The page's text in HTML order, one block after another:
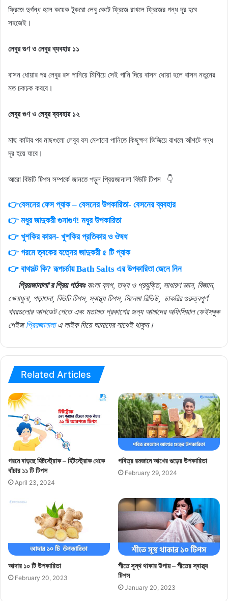
ফ্রিজে দুর্গন্ধ হলে কয়েক টুকরো লেবু কেটে ফ্রিজে রাখলে ফ্রিজের গন্ধ দূর হবে
সহজেই।
লেবুর গুণ ও লেবুর ব্যবহার ১১
বাসন ধোয়ার পর লেবুর রস পানিয়ে মিশিয়ে সেই পানি দিয়ে বাসন ধোয়া হলে বাসন নতুনের
মত চকচক করবে।
লেবুর গুণ ও লেবুর ব্যবহার ১২
মাছ কাটার পর মাছগুলো লেবুর রস মেশানো পানিতে কিছুক্ষণ ভিজিয়ে রাখলে আঁশটে গন্ধ
দূর হয়ে যাবে।
আরো বিউটি টিপস সম্পর্কে জানতে পড়ুন প্রিয়জানালা বিউটি টিপস 👇
👉বেসনের ফেস প্যাক – বেসনের উপকারিতা- বেসনের ব্যবহার
👉 মধুর জাদুকরী গুনাগুণ! মধুর উপকারিতা
👉 খুশকির কারন- খুশকির প্রতিকার ও ঔষধ
👉 গরমে ত্বকের যত্নের জাদুকরী ৫ টি প্যাক
👉 বাথসল্ট কি? রূপচর্চায় Bath Salts এর উপকারিতা জেনে নিন
প্রিয়জানালা’র প্রিয় পাঠকঃবাংলা ব্লগ, তথ্য ও প্রযুক্তি, সাধারণ জ্ঞান, বিজ্ঞান,
খেলাধুলা, পড়াশুনা, বিউটি টিপস, স্বাস্থ্য টিপস, সিনেমা রিভিউ, চাকরির গুরুত্বপূর্ণ
খবরগুলোর আপডেট পেতে এবং মতামত প্রকাশের জন্য আমাদের অফিসিয়াল ফেইসবুক
পেইজপ্রিয়জানালাএ লাইক দিয়ে আমাদের সাথেই থাকুন।
Related Articles
গরমে বাড়ছে হিটস্ট্রোক – হিটস্ট্রোক থেকে
বাঁচার ১১ টি টিপস
April 23, 2024
পবিত্র রমজানে আখের গুড়ের উপকারিতা
February 29, 2024
আদার ১০ টি উপকারিতা
February 20, 2023
শীতে সুস্থ থাকার উপায় – শীতের স্বাস্থ্য
টিপস
January 20, 2023